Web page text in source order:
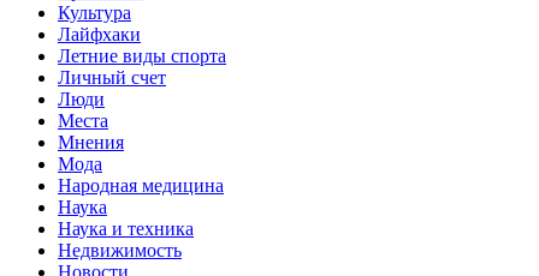
Культура
Лайфхаки
Летние виды спорта
Личный счет
Люди
Места
Мнения
Мода
Народная медицина
Наука
Наука и техника
Недвижимость
Новости